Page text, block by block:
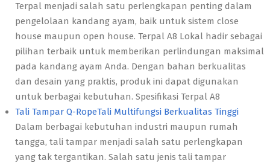
Terpal menjadi salah satu perlengkapan penting dalam
pengelolaan kandang ayam, baik untuk sistem close
house maupun open house. Terpal A8 Lokal hadir sebagai
pilihan terbaik untuk memberikan perlindungan maksimal
pada kandang ayam Anda. Dengan bahan berkualitas
dan desain yang praktis, produk ini dapat digunakan
untuk berbagai kebutuhan. Spesifikasi Terpal A8
Tali Tampar Q-RopeTali Multifungsi Berkualitas Tinggi
Dalam berbagai kebutuhan industri maupun rumah
tangga, tali tampar menjadi salah satu perlengkapan
yang tak tergantikan. Salah satu jenis tali tampar